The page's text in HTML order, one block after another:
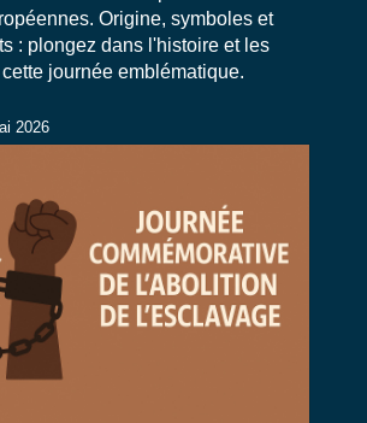
Origine, symboles et
: plongez dans l'histoire et les
journée emblématique.
2026